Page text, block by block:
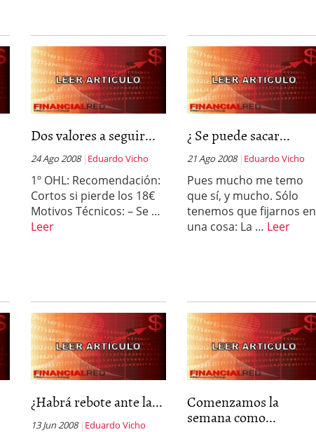
Dos valores a seguir...
24 Ago 2008 Eduardo Vicho
1º OHL: Recomendación:
Cortos si pierde los 18€
Motivos Técnicos: – Se …
Leer
¿ Se puede sacar...
21 Ago 2008 Eduardo Vicho
Pues mucho me temo
que sí, y mucho. Sólo
tenemos que fijarnos en
una cosa: La … Leer
¿Habrá rebote ante la...
13 Jun 2008 Eduardo Vicho
Comenzamos la
semana como...